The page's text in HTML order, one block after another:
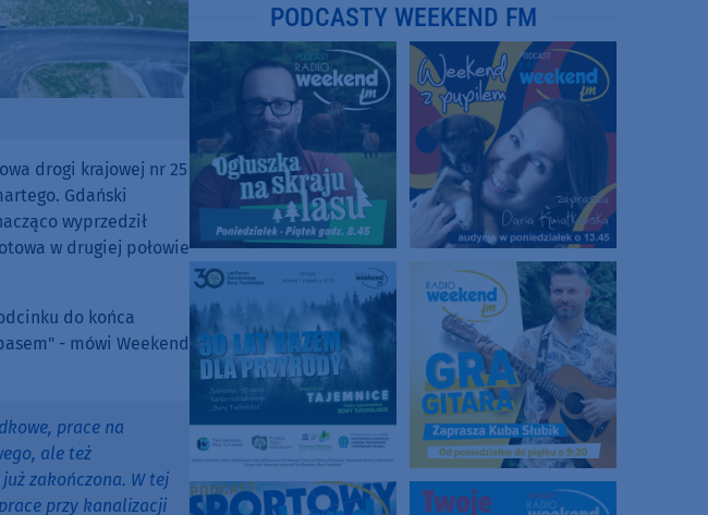
drogi krajowej nr 25
Gdański
wyprzedził
w drugiej połowie
do końca
- mówi Weekend
prace na
ale też
zakończona. W tej
przy kanalizacji
PODCASTY WEEKEND FM